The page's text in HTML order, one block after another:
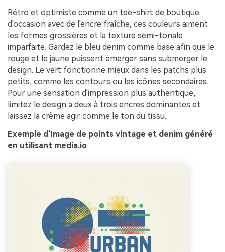
Rétro et optimiste comme un tee-shirt de boutique
d'occasion avec de l'encre fraîche, ces couleurs aiment
les formes grossières et la texture semi-tonale
imparfaite. Gardez le bleu denim comme base afin que le
rouge et le jaune puissent émerger sans submerger le
design. Le vert fonctionne mieux dans les patchs plus
petits, comme les contours ou les icônes secondaires.
Pour une sensation d'impression plus authentique,
limitez le design à deux à trois encres dominantes et
laissez la crème agir comme le ton du tissu.
Exemple d'Image de points vintage et denim généré
en utilisant media.io